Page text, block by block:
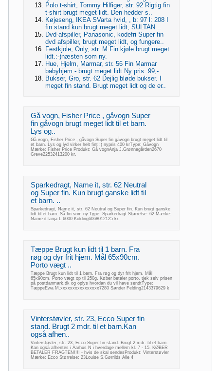
Polo t-shirt, Tommy Hilfiger, str. 92 Rigtig fin
t-shirt brugt meget lidt. Den hedder s..
Køjeseng, IKEA SVarta hvid, , b: 97 l: 208 I
fin stand kun brugt meget lidt, SULTAN ..
Dvd-afspiller, Panasonic, kodefri Super fin
dvd afspiller, brugt meget lidt, og fungere..
Festkjole, Only, str. M Fin kjøle.brugt meget
lidt.:-)næsten som ny.
Hue, Hjelm, Marmar, str. 56 Fin Marmar
babyhjem - brugt meget lidt.Ny pris: 99,-
Bukser, Gro, str. 62 Dejlig bløde bukser. I
meget fin stand. Brugt meget lidt og de er..
Gå vogn, Fisher Price , gåvogn Super
fin gåvogn brugt meget lidt til et barn.
Lys og..
Gå vogn, Fisher Price , gåvogn Super fin gåvogn brugt meget lidt til
et barn. Lys og lyd virker helt fint :) nypris 400 krType: Gåvogn
Mærke: Fisher Price Produkt: Gå vognAnja J.Grønnegården2670
Greve22532413200 kr.
Sparkedragt, Name it, str. 62 Neutral
og Super fin. Kun brugt ganske lidt til
et barn. ..
Sparkedragt, Name it, str. 62 Neutral og Super fin. Kun brugt ganske
lidt til et barn. Så fin som ny.Type: Sparkedragt Størrelse: 62 Mærke:
Name itTanja L.6000 Kolding6068012125 kr.
Tæppe Brugt kun lidt til 1 barn. Fra
røg og dyr frit hjem. Mål 65x90cm.
Porto vægt ..
Tæppe Brugt kun lidt til 1 barn. Fra røg og dyr frit hjem. Mål
65x90cm. Porto vægt op til 250g, Køber betaler porto, tjek selv prisen
på postdanmark.dk og oplys hvordan du vil have sendtType:
TæppeEwa M.xxxxxxxxxxxxxxxx7280 Sønder Felding2143379629 k
Vinterstøvler, str. 23, Ecco Super fin
stand. Brugt 2 mdr. til et barn.Kan
også afhen..
Vinterstøvler, str. 23, Ecco Super fin stand. Brugt 2 mdr. til et barn.
Kan også afhentes i Aarhus N i hverdage mellem kl. 7 - 15. KØBER
BETALER FRAGTEN!!!! - hvis de skal sendesProdukt: Vinterstøvler
Mærke: Ecco Størrelse: 23Louise S.Gørrilds Alle 4